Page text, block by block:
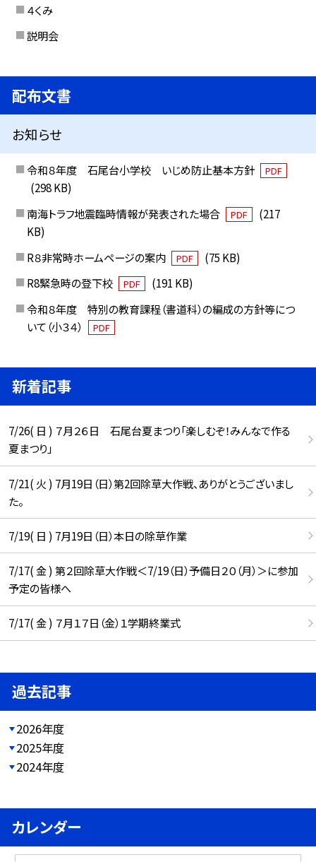
４くみ
説明会
配布文書
お知らせ
令和８年度 石尾台小学校 いじめ防止基本方針 PDF
(298 KB)
南海トラフ地震臨時情報が発表された場合
PDF
(217
KB)
R８非常時ホームページの案内
PDF
(75 KB)
R8緊急時の登下校
PDF
(191 KB)
令和８年度 特別の教育課程（書道科）の編成の方針等につ
いて（小３４）
PDF
新着記事
7/26( 日 ) ７月２６日 石尾台夏まつり「楽しむぞ！みんなで作る
夏まつり」
7/21( 火 ) 7月19日（日）第2回除草大作戦、ありがとうございまし
た。
7/19( 日 ) 7月19日（日）本日の除草作業
7/17( 金 ) 第２回除草大作戦＜7/19（日）予備日２０（月）＞に参加
予定の皆様へ
7/17( 金 ) ７月１７日（金）１学期終業式
過去記事
2026年度
2025年度
2024年度
カレンダー